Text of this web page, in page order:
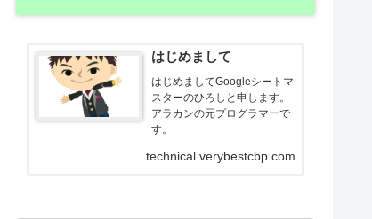
はじめまして
はじめましてGoogleシートマ
スターのひろしと申します。
アラカンの元プログラマーで
す。
technical.verybestcbp.com